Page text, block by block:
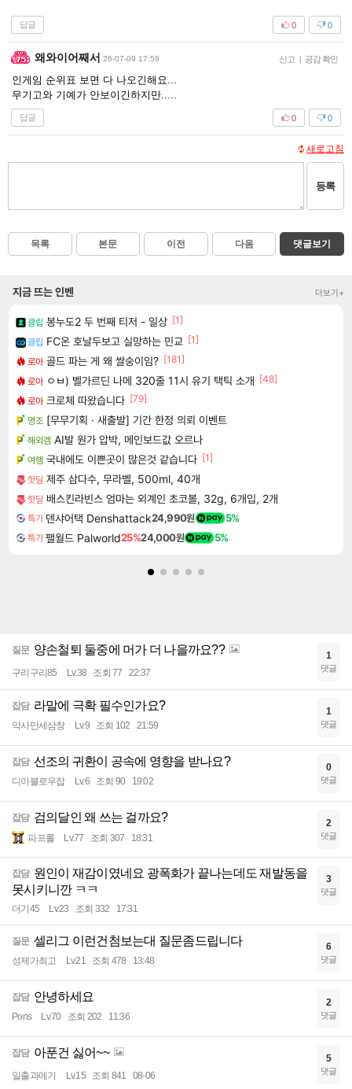
답글 0
0
왜와이어째서 26-07-09 17:59 신고 | 공감 확인
인게임 순위표 보면 다 나오긴해요...
무기고와 기예가 안보이긴하지만.....
답글 0
0
새로고침
등록
목록 본문 이전 다음 댓글보기
지금 뜨는 인벤 더보기+
클립 봉누도2 두 번째 티저 - 일상 [1]
클립 FC온 호날두보고 실망하는 민교 [1]
로아 골드 파는 게 왜 쌀숭이임? [181]
로아 ㅇㅂ) 벨가르딘 나메 320줄 11시 유기 택틱 소개 [48]
로아 크로체 따왔습니다 [79]
명조 [무무기획 · 새출발] 기간 한정 의뢰 이벤트
해외겜 AI발 원가 압박, 메인보드값 오르나
여행 국내에도 이쁜곳이 많은것 같습니다 [1]
핫딜 제주 삼다수, 무라벨, 500ml, 40개
핫딜 배스킨라빈스 엄마는 외계인 초코볼, 32g, 6개입, 2개
특가 덴샤어택 Denshattack24,990원 5%
특가 팰월드 Palworld25%24,000원 5%
질문 양손철퇴 둘중에 머가 더 나을까요??
구리구리85 Lv.38 조회 77 22:37
1
댓글
잡담 라말에 극확 필수인가요?
악사만세삼창 Lv.9 조회 102 21:59
1
댓글
잡담 선조의 귀환이 공속에 영향을 받나요?
디아블로우잡 Lv.6 조회 90 19:02
0
댓글
잡담 검의달인 왜 쓰는 걸까요?
파프롤 Lv.77 조회 307 18:31
2
댓글
잡담 원인이 재감이였네요 광폭화가 끝나는데도 재발동을
못시키니깐 ㅋㅋ
더기45 Lv.23 조회 332 17:31
3
댓글
질문 셀리그 이런건첨보는대 질문좀드립니다
성제가최고 Lv.21 조회 478 13:48
6
댓글
잡담 안녕하세요
Pons Lv.70 조회 202 11:36
2
댓글
잡담 아푼건 싫어~~
일출과메기 Lv.15 조회 841 08-06
5
댓글